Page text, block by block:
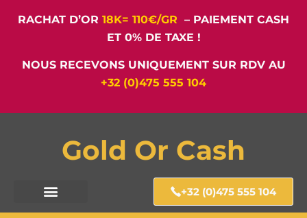
RACHAT D’OR 18K= 110€/GR – PAIEMENT CASH
ET 0% DE TAXE !
NOUS RECEVONS UNIQUEMENT SUR RDV AU
+32 (0)475 555 104
Gold Or Cash
+32 (0)475 555 104